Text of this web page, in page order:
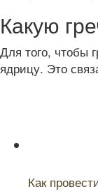
Какую
Для того, чтобы
ядрицу. Это
Как